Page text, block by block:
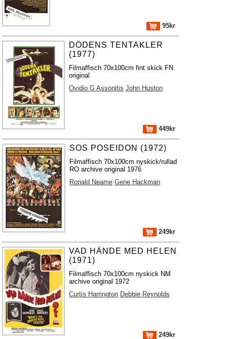
95kr
DÖDENS TENTAKLER
(1977)
Filmaffisch 70x100cm fint skick FN
original
Ovidio G Assonitis John Huston
449kr
SOS POSEIDON (1972)
Filmaffisch 70x100cm nyskick/rullad
RO archive original 1976
Ronald Neame Gene Hackman
249kr
VAD HÄNDE MED HELEN
(1971)
Filmaffisch 70x100cm nyskick NM
archive original 1972
Curtis Harrington Debbie Reynolds
249kr